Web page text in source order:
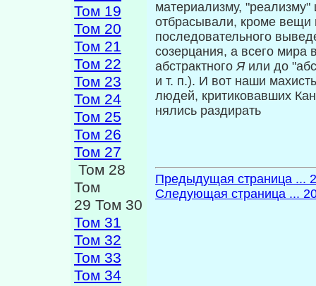
Том 19
Том 20
Том 21
Том 22
Том 23
Том 24
Том 25
Том 26
Том 27
Том 28
Том
29 Том 30
Том 31
Том 32
Том 33
Том 34
ма­териализму,
отбрасывали, кроме вещи
последовательного
созерцания, а всего
абстрактногоЯ или до
и т. п.). И вот наши
людей, критиковавших
нялись раздирать
Предыдущая страница ...
Следующая страница ...